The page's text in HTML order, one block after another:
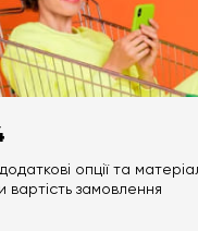
опції та
вартість замовлення